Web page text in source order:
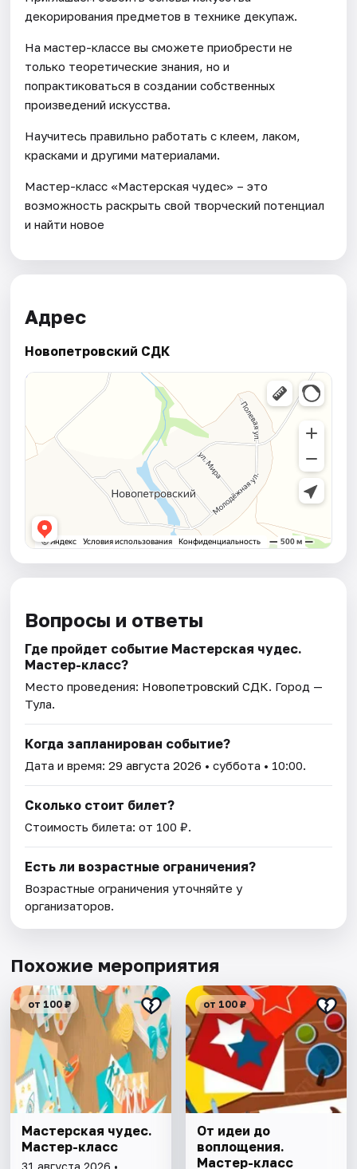
декорирования предметов в технике декупаж.
На мастер-классе вы сможете приобрести не
только теоретические знания, но и
попрактиковаться в создании собственных
произведений искусства.
Научитесь правильно работать с клеем, лаком,
красками и другими материалами.
Мастер-класс «Мастерская чудес» – это
возможность раскрыть свой творческий потенциал
и найти новое
Адрес
Новопетровский СДК
Вопросы и ответы
Где пройдет событие Мастерская чудес.
Мастер-класс?
Место проведения: Новопетровский СДК. Город —
Тула.
Когда запланирован событие?
Дата и время:29 августа 2026 • суббота • 10:00.
Сколько стоит билет?
Стоимость билета: от 100 ₽.
Есть ли возрастные ограничения?
Возрастные ограничения уточняйте у
организаторов.
Похожие мероприятия
от 100 ₽
Мастерская чудес.
Мастер-класс
от 100 ₽
От идеи до
воплощения.
Мастер-класс